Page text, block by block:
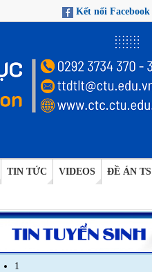
Kết nối Facebook
TIN TỨC VIDEOS ĐỀ ÁN TS
1